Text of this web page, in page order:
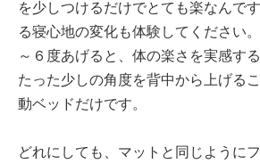
を少しつけるだけでとても楽なんで
る寝心地の変化も体験してください
～６度あげると、体の楽さを実感す
たった少しの角度を背中から上げる
動ベッドだけです。
どれにしても、マットと同じように